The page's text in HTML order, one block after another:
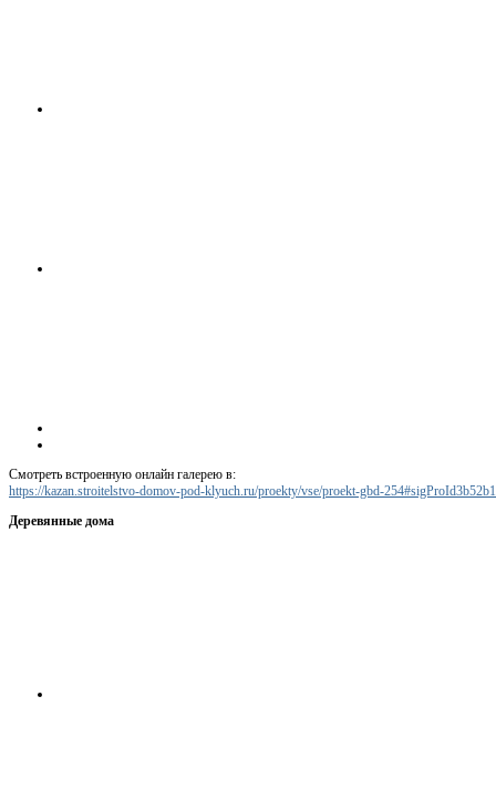
Смотреть встроенную онлайн галерею в:
https://kazan.stroitelstvo-domov-pod-klyuch.ru/proekty/vse/proekt-gbd-
Деревянные дома